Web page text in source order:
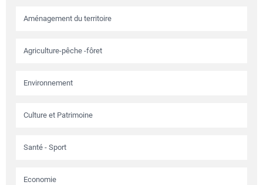
Aménagement du territoire
Agriculture-pêche -fôret
Environnement
Culture et Patrimoine
Santé - Sport
Economie